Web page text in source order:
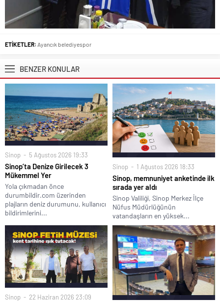
ETİKETLER: Ayancık belediyespor
BENZER KONULAR
Sinop 5 Ağustos 2026 19:33
Sinop’ta Denize Girilecek 3
Mükemmel Yer
Yola çıkmadan önce
durumbildir.com üzerinden
plajların deniz durumunu, kullanıcı
bildirimlerini...
Sinop 1 Ağustos 2026 18:33
Sinop, memnuniyet anketinde ilk
sırada yer aldı
Sinop Valiliği, Sinop Merkez İlçe
Nüfus Müdürlüğünün
vatandaşların en yüksek...
Sinop 22 Haziran 2026 23:09